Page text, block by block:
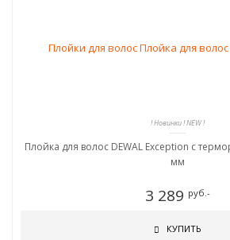
! Новинки ! NEW !
Плойка для волос DEWAL Exception с
мм
3 289 руб.-
КУПИТЬ